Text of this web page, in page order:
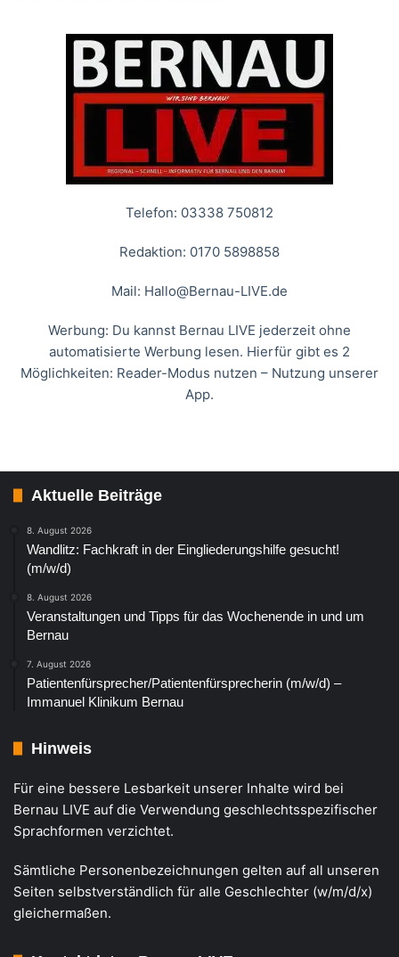
Telefon: 03338 750812
Redaktion: 0170 5898858
Mail: Hallo@Bernau-LIVE.de
Werbung: Du kannst Bernau LIVE jederzeit ohne
automatisierte Werbung lesen. Hierfür gibt es 2
Möglichkeiten: Reader-Modus nutzen – Nutzung unserer
App.
Aktuelle Beiträge
8. August 2026
Wandlitz: Fachkraft in der Eingliederungshilfe gesucht!
(m/w/d)
8. August 2026
Veranstaltungen und Tipps für das Wochenende in und um
Bernau
7. August 2026
Patientenfürsprecher/Patientenfürsprecherin (m/w/d) –
Immanuel Klinikum Bernau
Hinweis
Für eine bessere Lesbarkeit unserer Inhalte wird bei
Bernau LIVE auf die Verwendung geschlechtsspezifischer
Sprachformen verzichtet.
Sämtliche Personenbezeichnungen gelten auf all unseren
Seiten selbstverständlich für alle Geschlechter (w/m/d/x)
gleichermaßen.